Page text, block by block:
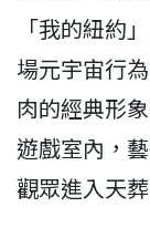
「我的紐約
場元宇宙行
肉的經典形
遊戲室內，
觀眾進入天